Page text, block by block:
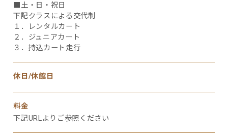
■土・日・祝日
下記クラスによる交代制
１．レンタルカート
２．ジュニアカート
３．持込カート走行
休日/休館日
料金
下記URLよりご参照ください